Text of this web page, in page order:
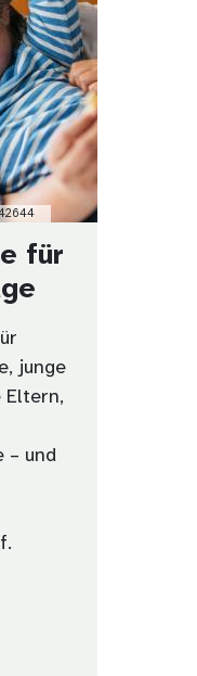
für
junge
Eltern,
– und